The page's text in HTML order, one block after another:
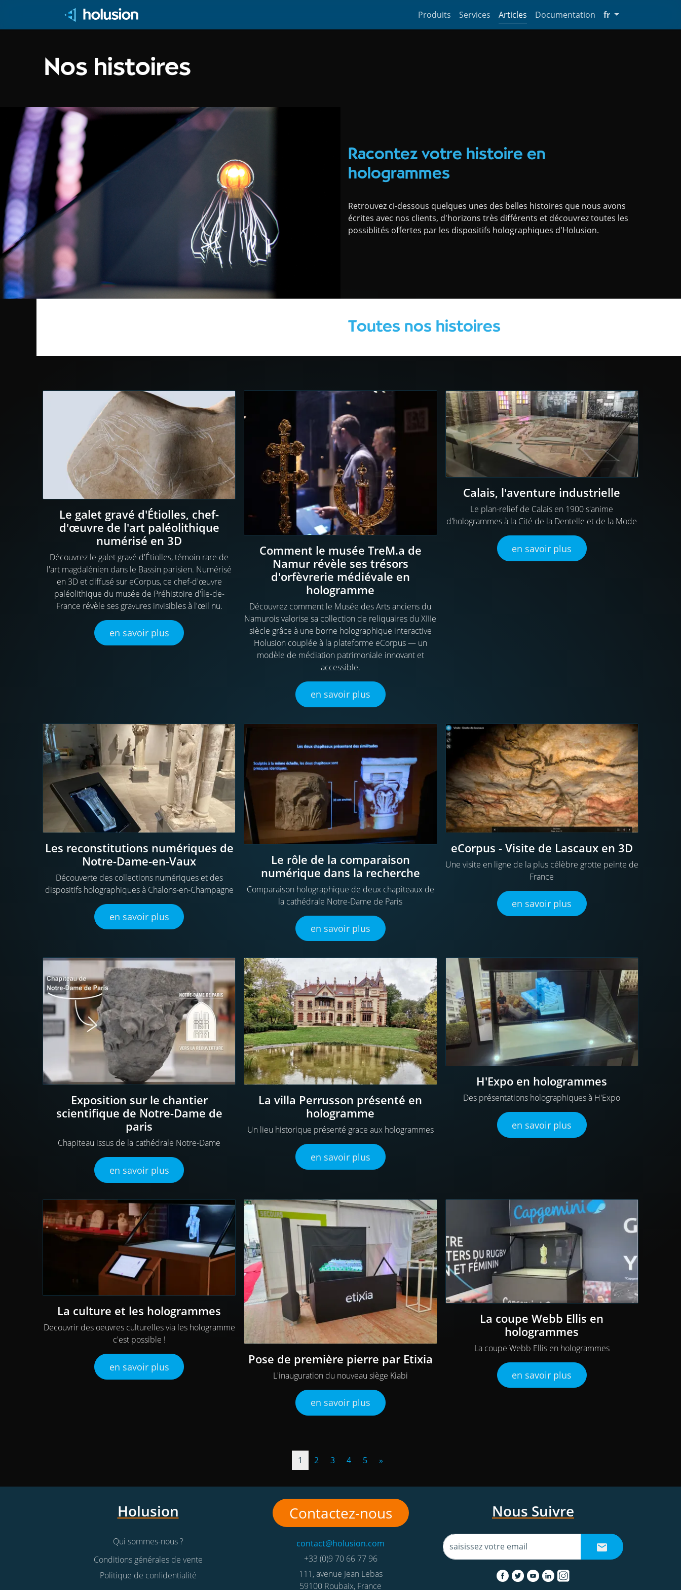
Produits Services
Articles
(current)
Documentation fr (change
Nos histoires
Racontez votre histoire en
hologrammes
Retrouvez ci-dessous quelques unes des belles histoires que nous avons
écrites avec nos clients, d'horizons très différents et découvrez toutes les
possiblités offertes par les dispositifs holographiques d'Holusion.
Toutes nos histoires
Le galet gravé d'Étiolles, chef-
d'œuvre de l'art paléolithique
numérisé en 3D
Découvrez le galet gravé d'Étiolles, témoin rare de
l'art magdalénien dans le Bassin parisien. Numérisé
en 3D et diffusé sur eCorpus, ce chef-d'œuvre
paléolithique du musée de Préhistoire d'Île-de-
France révèle ses gravures invisibles à l'œil nu.
en savoir plus
Comment le musée TreM.a de
Namur révèle ses trésors
d'orfèvrerie médiévale en
hologramme
Découvrez comment le Musée des Arts anciens du
Namurois valorise sa collection de reliquaires du XIIIe
siècle grâce à une borne holographique interactive
Holusion couplée à la plateforme eCorpus — un
modèle de médiation patrimoniale innovant et
accessible.
en savoir plus
Calais, l'aventure industrielle
Le plan-relief de Calais en 1900 s'anime
d'hologrammes à la Cité de la Dentelle et de la Mode
en savoir plus
Les reconstitutions numériques de
Notre-Dame-en-Vaux
Découverte des collections numériques et des
dispositifs holographiques à Chalons-en-Champagne
en savoir plus
Le rôle de la comparaison
numérique dans la recherche
Comparaison holographique de deux chapiteaux de
la cathédrale Notre-Dame de Paris
en savoir plus
eCorpus - Visite de Lascaux en 3D
Une visite en ligne de la plus célèbre grotte peinte de
France
en savoir plus
Exposition sur le chantier
scientifique de Notre-Dame de
paris
Chapiteau issus de la cathédrale Notre-Dame
en savoir plus
La villa Perrusson présenté en
hologramme
Un lieu historique présenté grace aux hologrammes
en savoir plus
H'Expo en hologrammes
Des présentations holographiques à H'Expo
en savoir plus
La culture et les hologrammes
Decouvrir des oeuvres culturelles via les hologramme
c'est possible !
en savoir plus
Pose de première pierre par Etixia
L'inauguration du nouveau siège Kiabi
en savoir plus
La coupe Webb Ellis en
hologrammes
La coupe Webb Ellis en hologrammes
en savoir plus
1 (current)
2 3 4 5 »Next
Contactez-nous
contact@holusion.com
+33 (0)9 70 66 77 96
111, avenue Jean Lebas
59100 Roubaix, France
Holusion
Qui sommes-nous ?
Conditions générales de vente
Politique de confidentialité
Nous Suivre
inscrivez-vous à la newsletter